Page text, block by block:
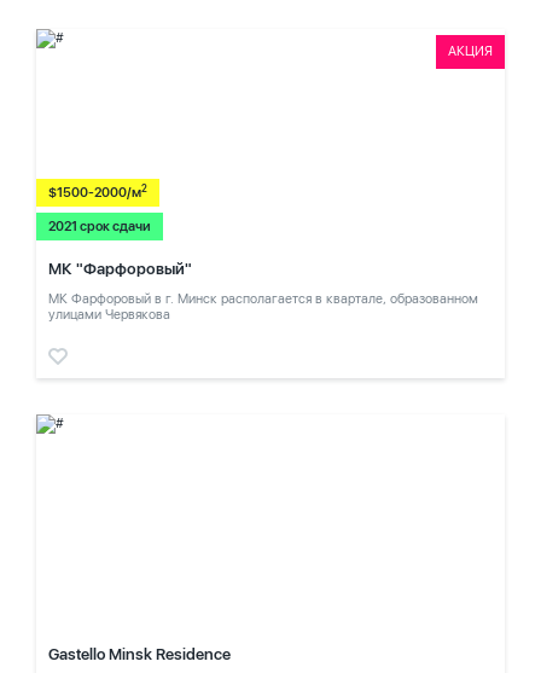
АКЦИЯ
$1500-2000/м2
2021 срок сдачи
МК "Фарфоровый"
МК Фарфоровый в г. Минск располагается в квартале, образованном
улицами Червякова
Gastello Minsk Residence